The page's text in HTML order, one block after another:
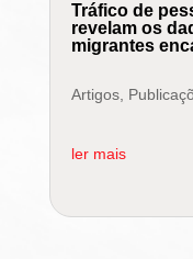
Tráfico de
revelam os
migrantes
Artigos,
ler mais